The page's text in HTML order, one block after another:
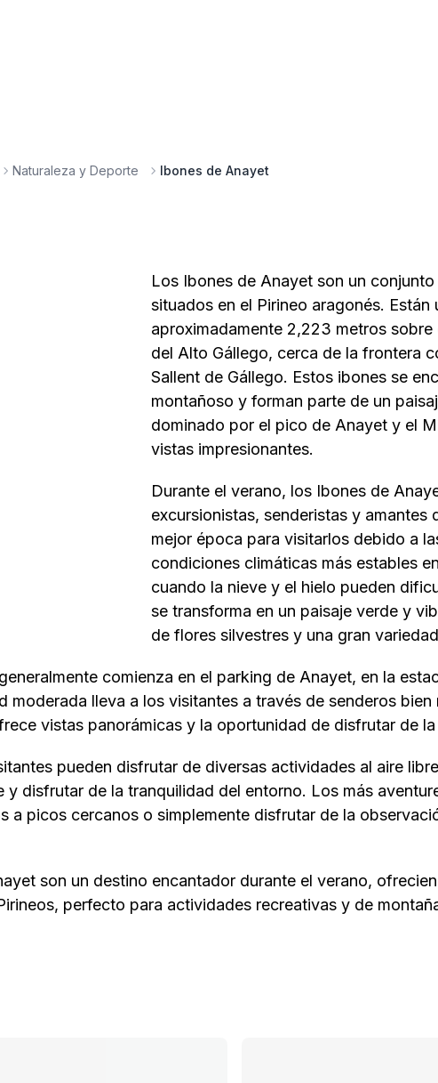
Naturaleza y Deporte Ibones de Anayet
Los Ibones de Anayet son un
situados en el Pirineo aragonés.
aproximadamente 2,223 metros sobre
del Alto Gállego, cerca de la frontera
Sallent de Gállego. Estos ibones se
montañoso y forman parte de un
dominado por el pico de Anayet y el
vistas impresionantes.
Durante el verano, los Ibones de
excursionistas, senderistas y amantes
mejor época para visitarlos debido a
condiciones climáticas más estables
cuando la nieve y el hielo pueden
se transforma en un paisaje verde y
de flores silvestres y una gran
comienza en el parking de Anayet, en la
moderada lleva a los visitantes a través de senderos
vistas panorámicas y la oportunidad de disfrutar de
pueden disfrutar de diversas actividades al aire
y disfrutar de la tranquilidad del entorno. Los más
a picos cercanos o simplemente disfrutar de la
son un destino encantador durante el verano,
perfecto para actividades recreativas y de